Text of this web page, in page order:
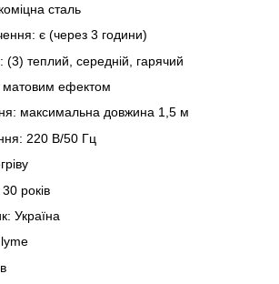
сталь
є (через 3 години)
(3) теплий, середній, гарячий
матовим ефектом
максимальна довжина 1,5 м
220 В/50 Гц
років
Україна